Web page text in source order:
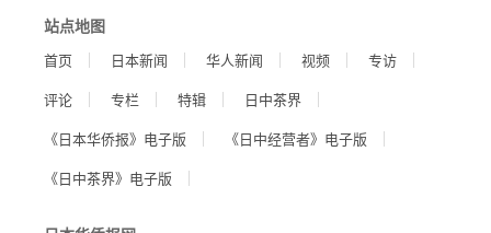
站点地图
首页 日本新闻 华人新闻 视频
专访
评论
专栏 特辑
日中茶界
《日本华侨报》电子版
《日中经营者》电子版
《日中茶界》电子版